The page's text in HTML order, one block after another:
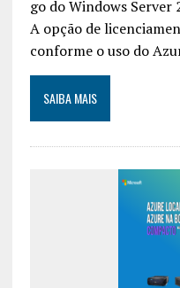
go do Windows Server
A opção de
conforme o uso do
SAIBA MAIS